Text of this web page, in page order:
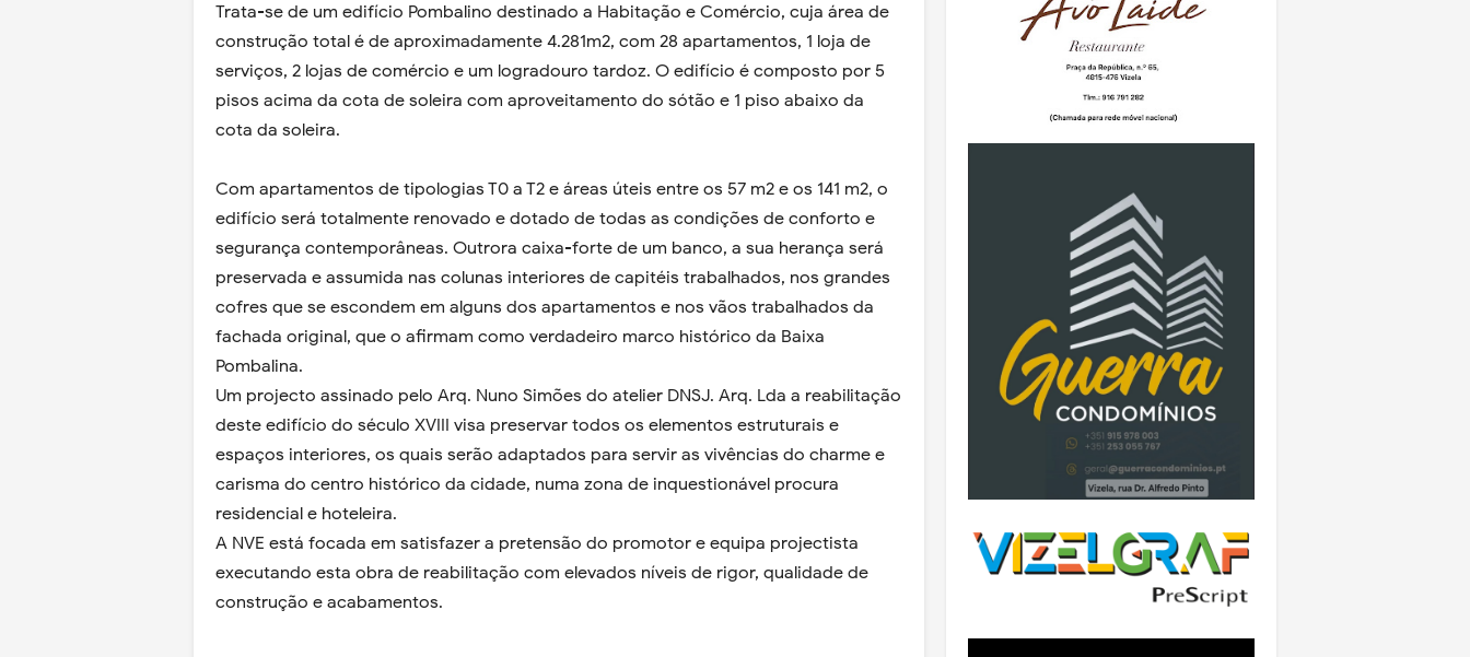
Trata-se de um edifício Pombalino destinado a Habitação e Comércio, cuja área de
construção total é de aproximadamente 4.281m2, com 28 apartamentos, 1 loja de
serviços, 2 lojas de comércio e um logradouro tardoz. O edifício é composto por 5
pisos acima da cota de soleira com aproveitamento do sótão e 1 piso abaixo da
cota da soleira.
Com apartamentos de tipologias T0 a T2 e áreas úteis entre os 57 m2 e os 141 m2, o
edifício será totalmente renovado e dotado de todas as condições de conforto e
segurança contemporâneas. Outrora caixa-forte de um banco, a sua herança será
preservada e assumida nas colunas interiores de capitéis trabalhados, nos grandes
cofres que se escondem em alguns dos apartamentos e nos vãos trabalhados da
fachada original, que o afirmam como verdadeiro marco histórico da Baixa
Pombalina.
Um projecto assinado pelo Arq. Nuno Simões do atelier DNSJ. Arq. Lda a reabilitação
deste edifício do século XVIII visa preservar todos os elementos estruturais e
espaços interiores, os quais serão adaptados para servir as vivências do charme e
carisma do centro histórico da cidade, numa zona de inquestionável procura
residencial e hoteleira.
A NVE está focada em satisfazer a pretensão do promotor e equipa projectista
executando esta obra de reabilitação com elevados níveis de rigor, qualidade de
construção e acabamentos.